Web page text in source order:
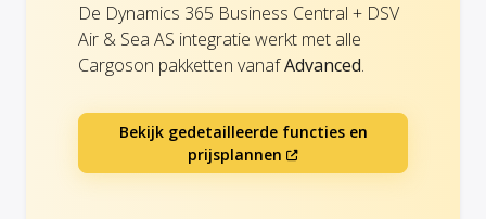
De Dynamics 365 Business Central + DSV
Air & Sea AS integratie werkt met alle
Cargoson pakketten vanafAdvanced.
Bekijk gedetailleerde functies en
prijsplannen